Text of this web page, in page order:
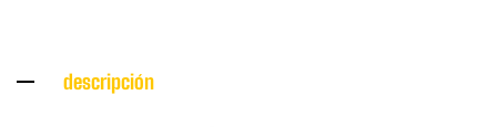
descripción